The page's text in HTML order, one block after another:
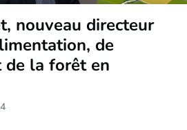
nouveau directeur
de
de la forêt en